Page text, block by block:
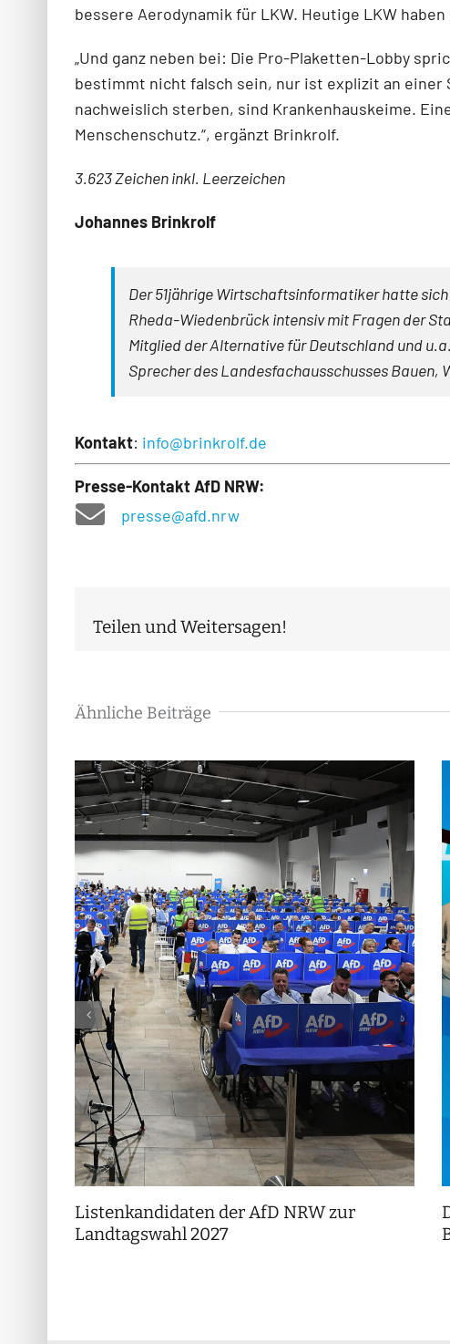
bessere Aerodynamik für LKW. Heutige LKW
„Und ganz neben bei: Die Pro-Plaketten-Lobby
bestimmt nicht falsch sein, nur ist explizit an einer
nachweislich sterben, sind Krankenhauskeime.
Menschenschutz.“, ergänzt Brinkrolf.
3.623 Zeichen inkl. Leerzeichen
Johannes Brinkrolf
Der 51jährige Wirtschaftsinformatiker hatte
Rheda-Wiedenbrück intensiv mit Fragen der
Mitglied der Alternative für Deutschland und
Sprecher des Landesfachausschusses Bauen,
Kontakt: info@brinkrolf.de
Presse-Kontakt AfD NRW:
presse@afd.nrw
Teilen und Weitersagen!
Ähnliche Beiträge
Listenkandidaten der AfD NRW zur
Landtagswahl 2027